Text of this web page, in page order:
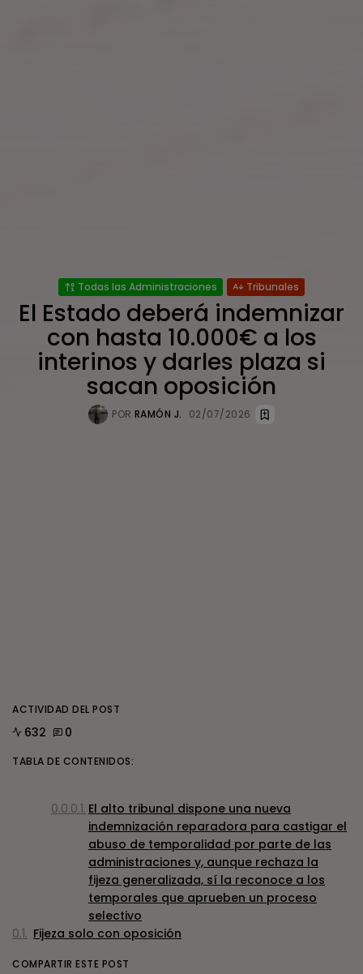
Todas las Administraciones Tribunales
El Estado deberá indemnizar
con hasta 10.000€ a los
interinos y darles plaza si
sacan oposición
POR RAMÓN J. 02/07/2026
ACTIVIDAD DEL POST
632 0
TABLA DE CONTENIDOS:
El alto tribunal dispone una nueva
indemnización reparadora para castigar el
abuso de temporalidad por parte de las
administraciones y, aunque rechaza la
fijeza generalizada, sí la reconoce a los
temporales que aprueben un proceso
selectivo
Fijeza solo con oposición
COMPARTIR ESTE POST